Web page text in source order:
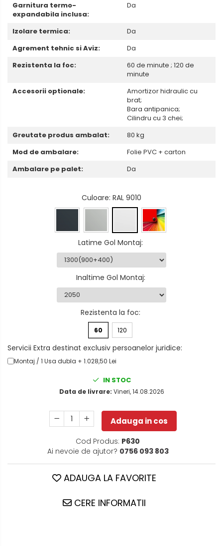
Garnitura termo-
expandabila inclusa:
Da
Izolare termica:
Da
Agrement tehnic si Aviz:
Da
Rezistenta la foc:
60 de minute ; 120 de
minute
Accesorii optionale:
Amortizor hidraulic cu
brat;
Bara antipanica;
Cilindru cu 3 chei;
Greutate produs ambalat:
80 kg
Mod de ambalare:
Folie PVC + carton
Ambalare pe palet:
Da
Culoare: RAL 9010
Latime Gol Montaj:
Inaltime Gol Montaj:
Rezistenta la foc:
60 120
Servicii Extra destinat exclusiv persoanelor juridice:
Montaj / 1 Usa dubla + 1.028,50 Lei
IN STOC
Data de livrare: Vineri, 14.08.2026
Adauga in cos
Cod Produs: P630
Ai nevoie de ajutor? 0756 093 803
ADAUGA LA FAVORITE
CERE INFORMATII